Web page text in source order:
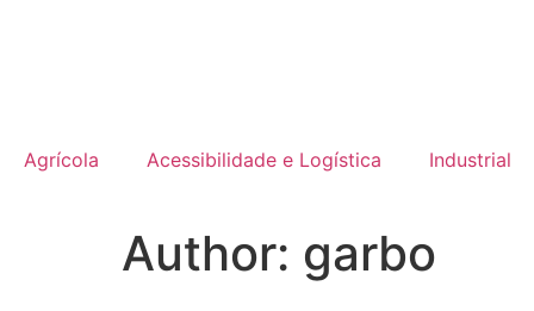
Agrícola Acessibilidade e Logística Industrial
Author: garbo